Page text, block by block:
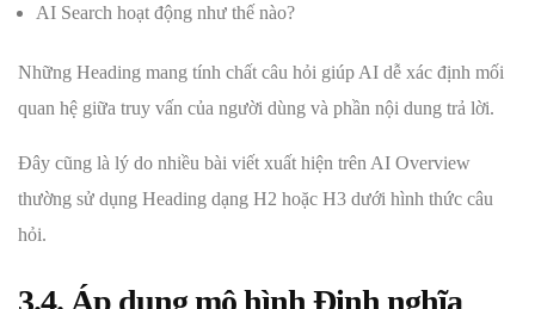
AI Search hoạt động như thế nào?
Những Heading mang tính chất câu hỏi giúp AI dễ xác định mối
quan hệ giữa truy vấn của người dùng và phần nội dung trả lời.
Đây cũng là lý do nhiều bài viết xuất hiện trên AI Overview
thường sử dụng Heading dạng H2 hoặc H3 dưới hình thức câu
hỏi.
3.4. Áp dụng mô hình Định nghĩa